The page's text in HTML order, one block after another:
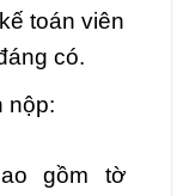
toán viên
có.
nộp:
gồm tờ